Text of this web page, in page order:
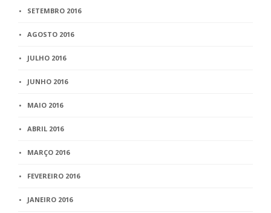
SETEMBRO 2016
AGOSTO 2016
JULHO 2016
JUNHO 2016
MAIO 2016
ABRIL 2016
MARÇO 2016
FEVEREIRO 2016
JANEIRO 2016